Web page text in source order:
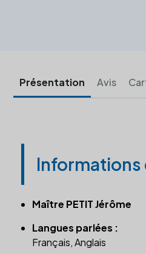
Présentation Avis
Informations
Maître PETIT Jérôme
Langues parlées :
Français, Anglais